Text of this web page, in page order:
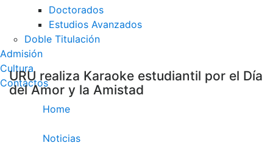
Doctorados
Estudios Avanzados
Doble Titulación
Admisión
Cultura
Contactos
URU realiza Karaoke estudiantil por el Día
del Amor y la Amistad
Home
Noticias